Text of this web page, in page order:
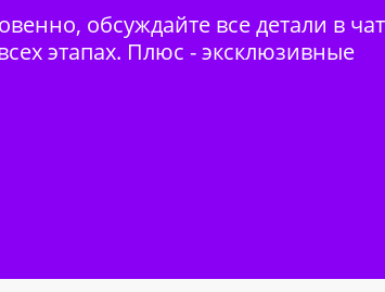
обсуждайте все детали в
этапах. Плюс - эксклюзивные